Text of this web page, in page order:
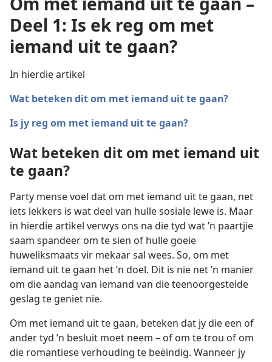
Deel 1: Is ek reg om met
iemand uit te gaan?
In hierdie artikel
Wat beteken dit om met iemand uit te gaan?
Is jy reg om met iemand uit te gaan?
Wat beteken dit om met iemand uit
te gaan?
Party mense voel dat om met iemand uit te gaan, net
iets lekkers is wat deel van hulle sosiale lewe is. Maar
in hierdie artikel verwys ons na die tyd wat ’n paartjie
saam spandeer om te sien of hulle goeie
huweliksmaats vir mekaar sal wees. So, om met
iemand uit te gaan het ’n doel. Dit is nie net ’n manier
om die aandag van iemand van die teenoorgestelde
geslag te geniet nie.
Om met iemand uit te gaan, beteken dat jy die een of
ander tyd ’n besluit moet neem – of om te trou of om
die romantiese verhouding te beëindig. Wanneer jy